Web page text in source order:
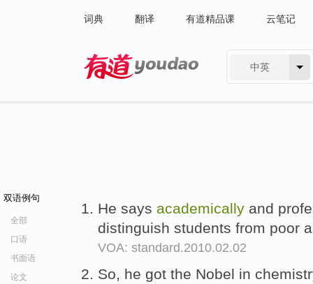
词典 翻译 有道精品课 云笔记
中英
双语例句
全部
口语
书面语
论文
He says academically and
distinguish students from poor
VOA: standard.2010.02.02
So, he got the Nobel in